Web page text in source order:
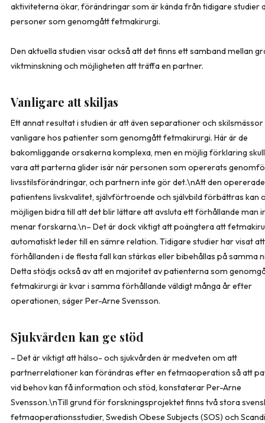
aktiviteterna ökar, förändringar som är kända från tidigare studier
personer som genomgått fetmakirurgi.
Den aktuella studien visar också att det finns ett samband mellan
viktminskning och möjligheten att träffa en partner.
Vanligare att skiljas
Ett annat resultat i studien är att även separationer och
vanligare hos patienter som genomgått fetmakirurgi. Här är de
bakomliggande orsakerna komplexa, men en möjlig förklaring
vara att parterna glider isär när personen som opererats
livsstilsförändringar, och partnern inte gör det.\nAtt den opererade
patientens livskvalitet, självförtroende och självbild förbättras kan
möjligen bidra till att det blir lättare att avsluta ett förhållande man
menar forskarna.\n– Det är dock viktigt att poängtera att
automatiskt leder till en sämre relation. Tidigare studier har visat att
förhållanden i de flesta fall kan stärkas eller bibehållas på samma
Detta stödjs också av att en majoritet av patienterna som
fetmakirurgi är kvar i samma förhållande väldigt många år efter
operationen, säger Per-Arne Svensson.
Sjukvården kan ge stöd
– Det är viktigt att hälso- och sjukvården är medveten om att
partnerrelationer kan förändras efter en fetmaoperation så att
vid behov kan få information och stöd, konstaterar Per-Arne
Svensson.\nTill grund för forskningsprojektet finns två stora
fetmaoperationsstudier, Swedish Obese Subjects (SOS) och